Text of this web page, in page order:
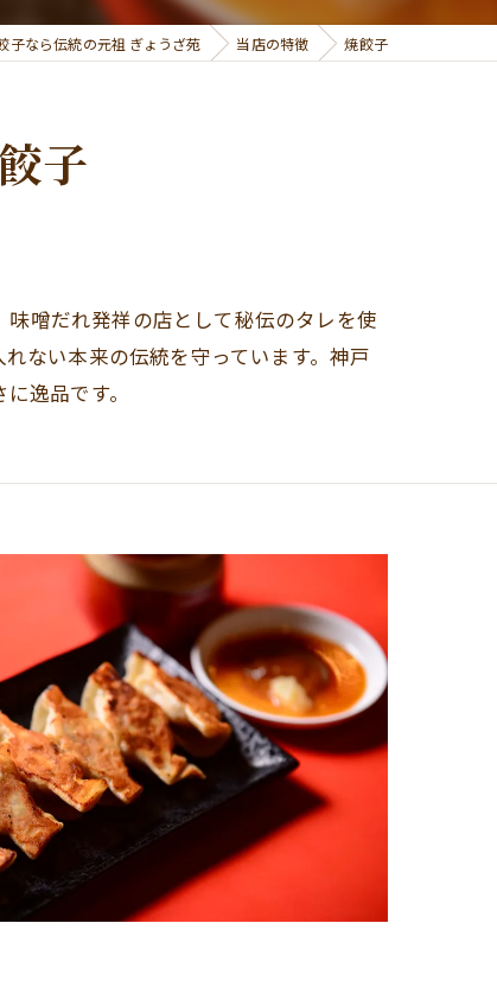
子なら伝統の元祖 ぎょうざ苑 当店の特徴 焼餃子
子
噌だれ発祥の店として秘伝のタレを使
ない本来の伝統を守っています。神戸
逸品です。